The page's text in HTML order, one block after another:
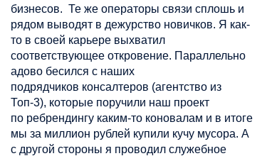
бизнесов. Те же операторы связи сплошь и
рядом выводят в дежурство новичков. Я как-
то в своей карьере выхватил
соответствующее откровение. Параллельно
адово бесился с наших
подрядчиков консалтеров (агентство из
Топ-3), которые поручили наш проект
по ребрендингу каким-то коновалам и в итоге
мы за миллион рублей купили кучу мусора. А
с другой стороны я проводил служебное